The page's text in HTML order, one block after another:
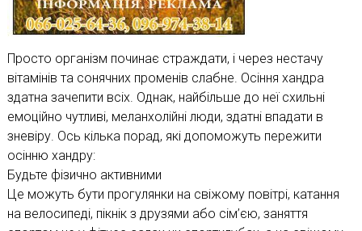
Просто організм починає страждати, і через нестачу
вітамінів та сонячних променів слабне. Осіння хандра
здатна зачепити всіх. Однак, найбільше до неї схильні
емоційно чутливі, меланхолійні люди, здатні впадати в
зневіру. Ось кілька порад, які допоможуть пережити
осінню хандру:
Будьте фізично активними
Це можуть бути прогулянки на свіжому повітрі, катання
на велосипеді, пікнік з друзями або сім’єю, заняття